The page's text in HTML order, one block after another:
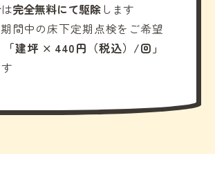
完全無料にて駆除 します
間中の床下定期点検をご希望
「建坪 × 440円（税込）/回」